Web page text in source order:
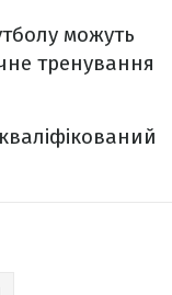
можуть
тренування